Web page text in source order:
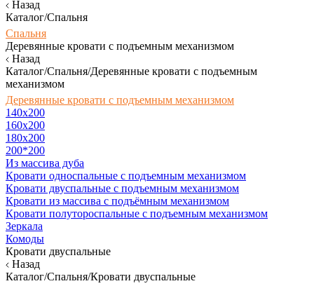
Назад
Каталог/Спальня
Спальня
Деревянные кровати с подъемным механизмом
Назад
Каталог/Спальня/Деревянные кровати с подъемным
механизмом
Деревянные кровати с подъемным механизмом
140x200
160х200
180х200
200*200
Из массива дуба
Кровати односпальные с подъемным механизмом
Кровати двуспальные с подъемным механизмом
Кровати из массива с подъёмным механизмом
Кровати полутороспальные с подъемным механизмом
Зеркала
Комоды
Кровати двуспальные
Назад
Каталог/Спальня/Кровати двуспальные